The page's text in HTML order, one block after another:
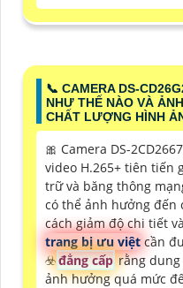
📞 CAMERA DS-
NHƯ THẾ NÀO VÀ
CHẤT LƯỢNG HÌNH
🎀 Camera DS-
video H.265+ tiên tiến
trữ và băng thông
có thể ảnh hưởng
cách giảm độ chi tiết
trang bị ưu việt cần
☣️đẳng cấprằng dung
ảnh hưởng quá mức